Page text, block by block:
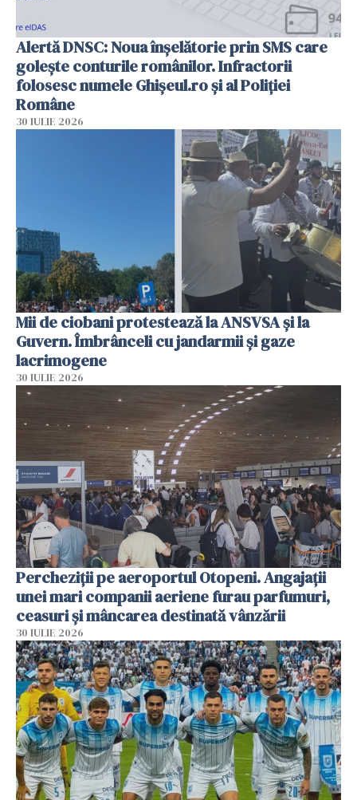
Alertă DNSC: Noua înșelătorie prin SMS care
golește conturile românilor. Infractorii
folosesc numele Ghișeul.ro și al Poliției
Române
30 IULIE 2026
Mii de ciobani protestează la ANSVSA și la
Guvern. Îmbrânceli cu jandarmii și gaze
lacrimogene
30 IULIE 2026
Percheziții pe aeroportul Otopeni. Angajații
unei mari companii aeriene furau parfumuri,
ceasuri și mâncarea destinată vânzării
30 IULIE 2026